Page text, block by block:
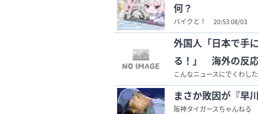
何？
バイクと！ 20:53 08/03
外国人「日本で手
る！」 海外の反
こんなニュースにでくわした
まさか敗因が『早
阪神タイガースちゃんねる